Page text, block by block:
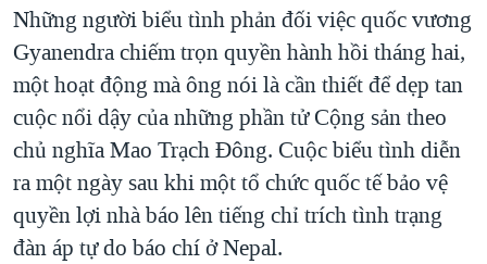
ĐỜI SỐNG
KINH TẾ
KHOA HỌC
SỨC KHOẺ
VĂN HOÁ
THỂ THAO
GIÁO DỤC
MỘT NĂM CHIẾN TRANH TẠI DẢI GAZA
GIẢI MÃ VÀNH ĐAI & CON ĐƯỜNG
NGÀY TỊ NẠN THẾ GIỚI
TRỊNH VĨNH BÌNH - NGƯỜI HẠ 'BÊN THẮNG CUỘC'
GROUND ZERO – XƯA VÀ NAY
NGHE
MẠNG XÃ HỘI
Ngôn ngữ khác
Những người biểu tình phản đối việc quốc vương
Gyanendra chiếm trọn quyền hành hồi tháng hai,
một hoạt động mà ông nói là cần thiết để dẹp tan
cuộc nổi dậy của những phần tử Cộng sản theo
chủ nghĩa Mao Trạch Đông. Cuộc biểu tình diễn
ra một ngày sau khi một tổ chức quốc tế bảo vệ
quyền lợi nhà báo lên tiếng chỉ trích tình trạng
đàn áp tự do báo chí ở Nepal.